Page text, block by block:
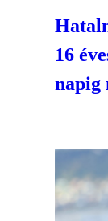
16
napig